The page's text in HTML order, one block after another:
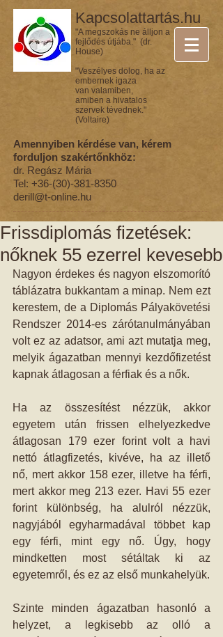
Kapcsolattartás.hu
"A megszokás ne álljon a
fejlődés útjába." (dr.
House)
"Veszélyes dolog, ha az
embernek igaza
van valamiben,
amiben a hivatalos
szervek tévednek."
(Voltaire)
Amennyiben kérdése van, kérem
forduljon szakértőnkhöz:
dr. Regász Mária
Tel: +36-(30)-381-8350
derill@t-online.hu
Frissdiplomás fizetések:
nőknek 55 ezerrel kevesebb
Nagyon érdekes és nagyon elszomorító
táblázatra bukkantam a minap. Nem ezt
kerestem, de a Diplomás Pályakövetési
Rendszer 2014-es zárótanulmányában
volt ez az adatsor, ami azt mutatja meg,
melyik ágazatban mennyi kezdőfizetést
kapnak átlagosan a férfiak és a nők.
Ha az összesítést nézzük, akkor
egyetem után frissen elhelyezkedve
átlagosan 179 ezer forint volt a havi
nettó átlagfizetés, kivéve, ha az illető
nő, mert akkor 158 ezer, illetve ha férfi,
mert akkor meg 213 ezer. Havi 55 ezer
forint különbség, ha alulról nézzük,
nagyjából egyharmadával többet kap
egy férfi, mint egy nő. Úgy, hogy
mindketten most sétáltak ki az
egyetemről, és ez az első munkahelyük.
Szinte minden ágazatban hasonló a
helyzet, a legkisebb az olló a